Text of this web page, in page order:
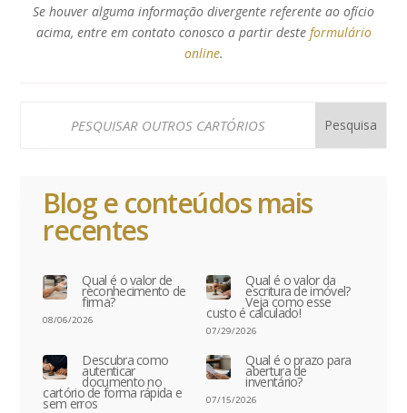
Se houver alguma informação divergente referente ao ofício
acima, entre em contato conosco a partir deste formulário
online.
Blog e conteúdos mais
recentes
Qual é o valor de
reconhecimento de
firma?
08/06/2026
Qual é o valor da
escritura de imóvel?
Veja como esse
custo é calculado!
07/29/2026
Descubra como
autenticar
documento no
cartório de forma rápida e
sem erros
Qual é o prazo para
abertura de
inventário?
07/15/2026